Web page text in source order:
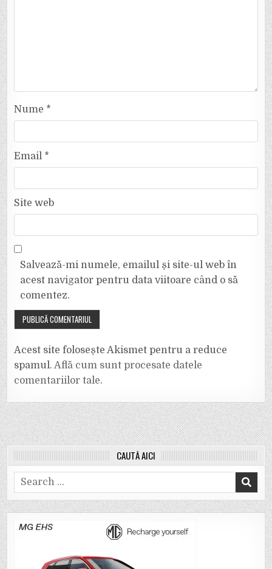
Nume *
Email *
Site web
Salvează-mi numele, emailul și site-ul web în
acest navigator pentru data viitoare când o să
comentez.
Acest site folosește Akismet pentru a reduce
spamul.Află cum sunt procesate datele
comentariilor tale.
CAUTĂ AICI
Search
for: